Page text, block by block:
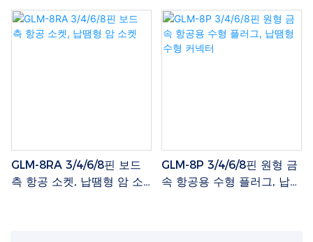
GLM-8RA 3/4/6/8핀 보드
측 항공 소켓, 납땜형 암 소
GLM-8P 3/4/6/8핀 원형 금
속 항공용 수형 플러그, 납땜